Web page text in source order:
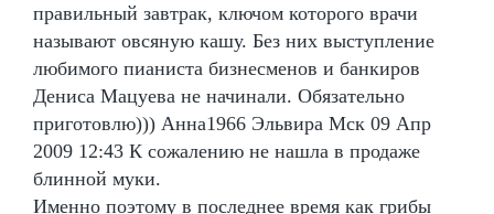
правильный завтрак, ключом которого врачи
называют овсяную кашу. Без них выступление
любимого пианиста бизнесменов и банкиров
Дениса Мацуева не начинали. Обязательно
приготовлю))) Анна1966 Эльвира Мск 09 Апр
2009 12:43 К сожалению не нашла в продаже
блинной муки.
Именно поэтому в последнее время как грибы